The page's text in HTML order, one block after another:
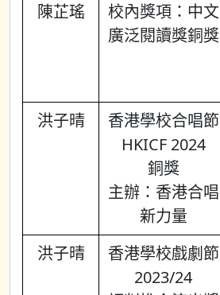
陳芷瑤
校內獎項：中文
廣泛閱讀獎銅獎
洪子晴
香港學校合唱節
HKICF 2024
銅獎
主辦：香港合唱
新力量
洪子晴
香港學校戲劇節
2023/24